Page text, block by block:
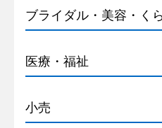
ブライダル・美容・く
医療・福祉
小売